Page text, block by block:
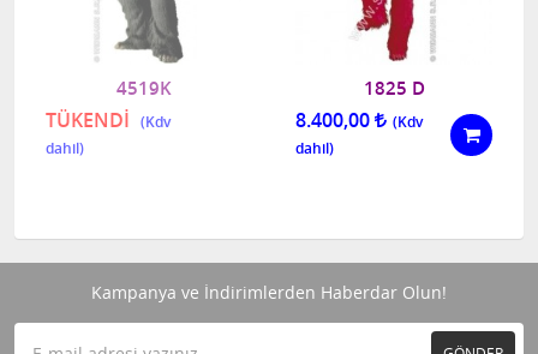
4519K
TÜKENDİ
1825 D
8.400,00
Kampanya ve İndirimlerden Haberdar Olun!